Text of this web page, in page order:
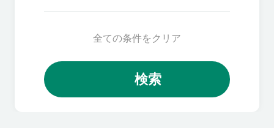
全ての条件をクリア
検索